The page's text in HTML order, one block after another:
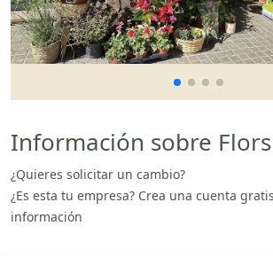
Información sobre
¿Quieres solicitar un cambio?
¿Es esta tu empresa? Crea una cuenta
información